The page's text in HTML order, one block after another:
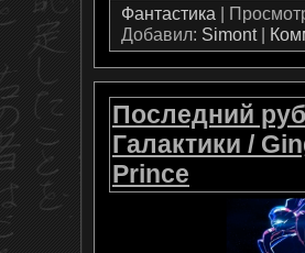
Фантастика |
Добавил: Simont|
Последний
Галактики /
Prince